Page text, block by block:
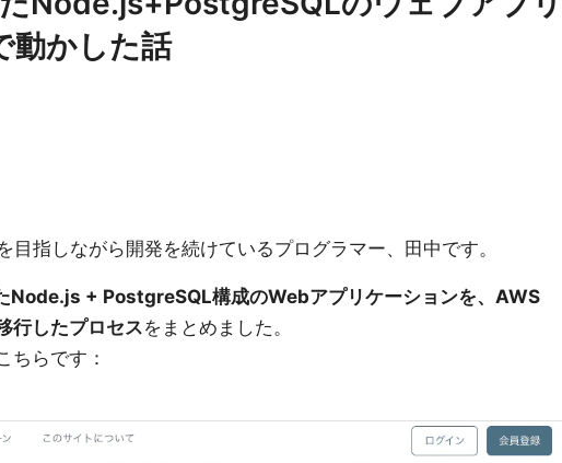
動かした話
目指しながら開発を続けているプログラマー、田中です。
Node.js + PostgreSQL構成のWebアプリケーションを、AWS
行したプロセスをまとめました。
ちらです：